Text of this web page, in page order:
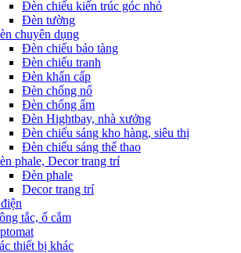
Đèn chiếu kiến trúc góc nhỏ
Đèn tường
chuyên dụng
Đèn chiếu bảo tàng
Đèn chiếu tranh
Đèn khẩn cấp
Đèn chống nổ
Đèn chống ẩm
Đèn Hightbay, nhà xưởng
Đèn chiếu sáng kho hàng, siêu thị
Đèn chiếu sáng thể thao
phale, Decor trang trí
Đèn phale
Decor trang trí
tắc, ổ cắm
thiết bị khác